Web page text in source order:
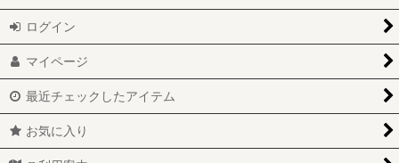
ログイン
マイページ
最近チェックしたアイテム
お気に入り